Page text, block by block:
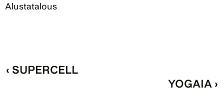
Alustatalous
‹ SUPERCELL
YOGAIA ›